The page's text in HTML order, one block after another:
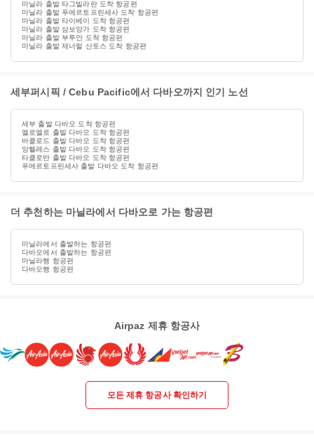
마닐라 출발 타그빌라란 도착 항공편
마닐라 출발 푸에르토프린세사 도착 항공편
마닐라 출발 타이베이 도착 항공편
마닐라 출발 삼보앙가 도착 항공편
마닐라 출발 부투안 도착 항공편
마닐라 출발 제너럴 산토스 도착 항공편
세부퍼시픽 / Cebu Pacific에서 다바오까지 인기 노선
세부 출발 다바오 도착 항공편
엘로엘로 출발 다바오 도착 항공편
바콜로드 출발 다바오 도착 항공편
앙헬레스 출발 다바오 도착 항공편
타클로반 출발 다바오 도착 항공편
푸에르토프린세사 출발 다바오 도착 항공편
더 추천하는 마닐라에서 다바오로 가는 항공편
마닐라에서 출발하는 항공편
다바오에서 출발하는 항공편
마닐라행 항공편
다바오행 항공편
Airpaz 제휴 항공사
모든 제휴 항공사 확인하기